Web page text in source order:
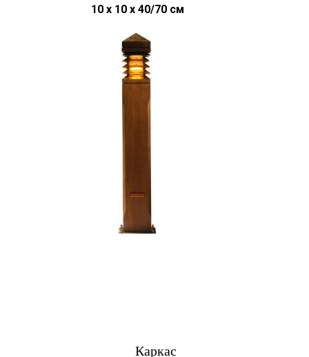
10 x 10 x 40/70 см
Каркас